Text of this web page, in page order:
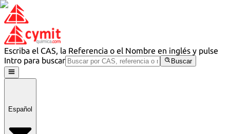
Escriba el CAS, la Referencia o el Nombre en inglés y pulse
Intro para buscar
Buscar
Español